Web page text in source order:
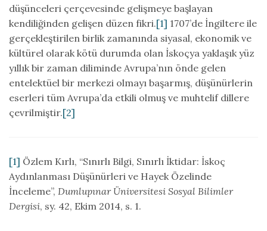
düşünceleri çerçevesinde gelişmeye başlayan
kendiliğinden gelişen düzen fikri.[1] 1707’de İngiltere ile
gerçekleştirilen birlik zamanında siyasal, ekonomik ve
kültürel olarak kötü durumda olan İskoçya yaklaşık yüz
yıllık bir zaman diliminde Avrupa’nın önde gelen
entelektüel bir merkezi olmayı başarmış, düşünürlerin
eserleri tüm Avrupa’da etkili olmuş ve muhtelif dillere
çevrilmiştir.[2]
[1] Özlem Kırlı, “Sınırlı Bilgi, Sınırlı İktidar: İskoç
Aydınlanması Düşünürleri ve Hayek Özelinde
İnceleme”, Dumlupınar Üniversitesi Sosyal Bilimler
Dergisi, sy. 42, Ekim 2014, s. 1.